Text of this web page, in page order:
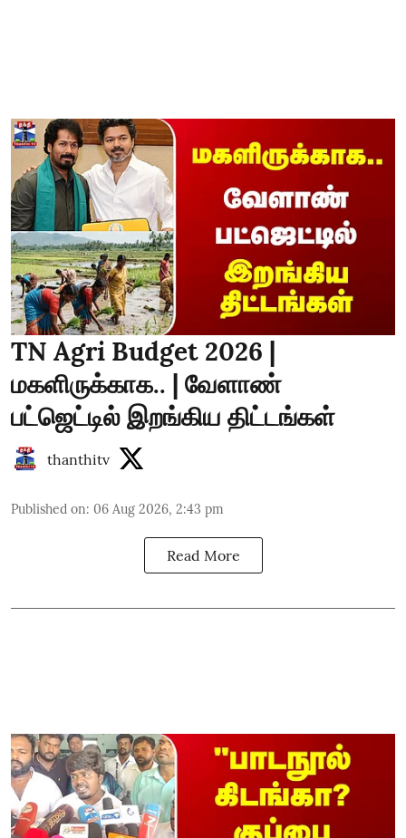
TN Agri Budget 2026 |
மகளிருக்காக.. | வேளாண்
பட்ஜெட்டில் இறங்கிய திட்டங்கள்
thanthitv
Published on: 06 Aug 2026, 2:43 pm
Read More